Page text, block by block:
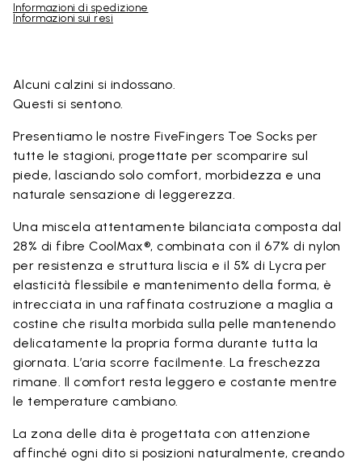
Informazioni di spedizione
Informazioni sui resi
Alcuni calzini si indossano.
Questi si sentono.
Presentiamo le nostre FiveFingers Toe Socks per
tutte le stagioni, progettate per scomparire sul
piede, lasciando solo comfort, morbidezza e una
naturale sensazione di leggerezza.
Una miscela attentamente bilanciata composta dal
28% di fibre CoolMax®, combinata con il 67% di nylon
per resistenza e struttura liscia e il 5% di Lycra per
elasticità flessibile e mantenimento della forma, è
intrecciata in una raffinata costruzione a maglia a
costine che risulta morbida sulla pelle mantenendo
delicatamente la propria forma durante tutta la
giornata. L’aria scorre facilmente. La freschezza
rimane. Il comfort resta leggero e costante mentre
le temperature cambiano.
La zona delle dita è progettata con attenzione
affinché ogni dito si posizioni naturalmente, creando